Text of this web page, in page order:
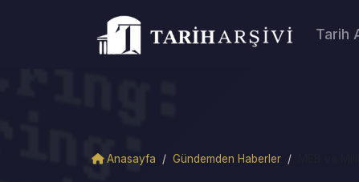
Tarih
Anasayfa / Gündemden Haberler /